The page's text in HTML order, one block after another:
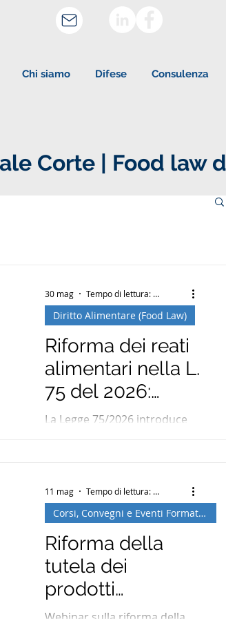
Chi siamo Difese Consulenza
Corte | Food law
Riforma dei reati
alimentari nella L.
75 del 2026:
Guida completa
La Legge 75/2026 introduce
IGP. Scopri cosa cambia per le
imprese del settore.
Diritto Alimentare (Food Law)
30 mag Tempo di lettura: 7 min
Riforma della
tutela dei
prodotti
alimentari:
Corsi, Convegni e Eventi Formativi
11 mag Tempo di lettura: 2 min